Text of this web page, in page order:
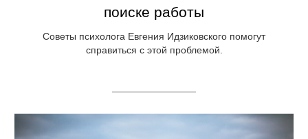
поиске работы
Советы психолога Евгения Идзиковского помогут
справиться с этой проблемой.